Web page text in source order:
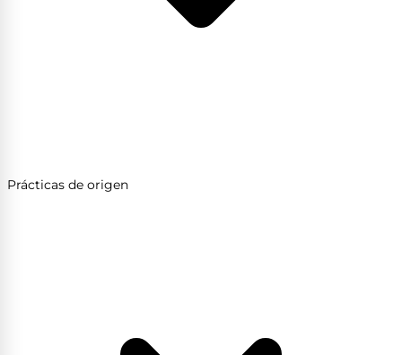
Prácticas de origen